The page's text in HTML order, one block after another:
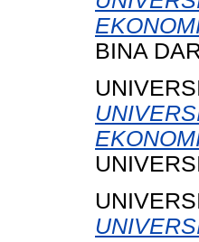
BINA